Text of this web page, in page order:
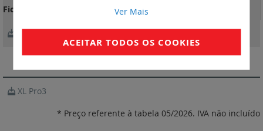
Fichas Técnicas
FichaTécnica_F01327EN-00.pdf
XL Pro3
* Preço referente à tabela 05/2026. IVA não incluído
Ver Mais
ACEITAR TODOS OS COOKIES